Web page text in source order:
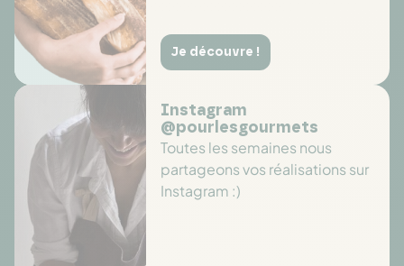
Je découvre !
Instagram
@pourlesgourmets
Toutes les semaines nous
partageons vos réalisations sur
Instagram :)